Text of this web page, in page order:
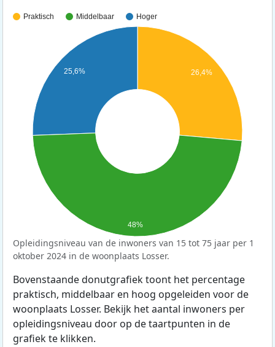
Praktisch Middelbaar Hoger
26,4%
25,6%
48%
Opleidingsniveau van de inwoners van 15 tot 75 jaar per 1
oktober 2024 in de woonplaats Losser.
Bovenstaande donutgrafiek toont het percentage
praktisch, middelbaar en hoog opgeleiden voor de
woonplaats Losser. Bekijk het aantal inwoners per
opleidingsniveau door op de taartpunten in de
grafiek te klikken.